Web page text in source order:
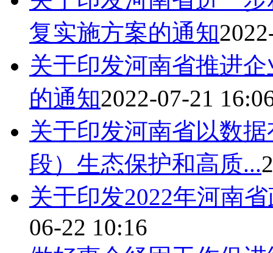
复实施方案的通知
关于印发河南省推进
的通知2022-07-21
关于印发河南省以数
段）生态保护和高质...
关于印发2022年河南
06-22 10:16